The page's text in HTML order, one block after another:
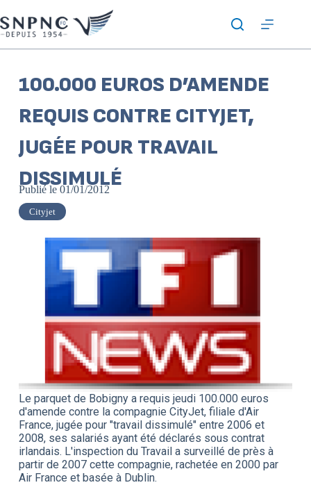
100.000 EUROS D’AMENDE
REQUIS CONTRE CITYJET,
JUGÉE POUR TRAVAIL
DISSIMULÉ
Publié le 01/01/2012
Cityjet
Le parquet de Bobigny a requis jeudi 100.000 euros
d'amende contre la compagnie CityJet, filiale d'Air
France, jugée pour "travail dissimulé" entre 2006 et
2008, ses salariés ayant été déclarés sous contrat
irlandais. L'inspection du Travail a surveillé de près à
partir de 2007 cette compagnie, rachetée en 2000 par
Air France et basée à Dublin.